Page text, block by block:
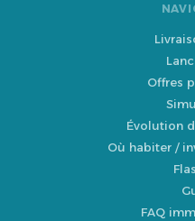
Offres
Évolution
Où habiter /
FAQ